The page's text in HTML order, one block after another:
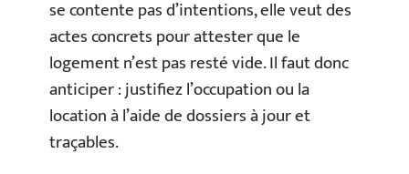
se contente pas d’intentions, elle veut des
actes concrets pour attester que le
logement n’est pas resté vide. Il faut donc
anticiper : justifiez l’occupation ou la
location à l’aide de dossiers à jour et
traçables.